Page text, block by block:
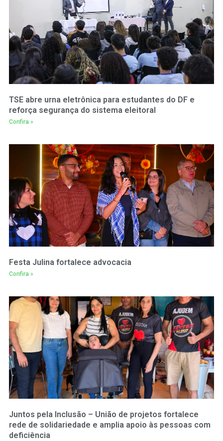
TSE abre urna eletrônica para estudantes do DF e
reforça segurança do sistema eleitoral
Confira »
Festa Julina fortalece advocacia
Confira »
Juntos pela Inclusão – União de projetos fortalece
rede de solidariedade e amplia apoio às pessoas com
deficiência